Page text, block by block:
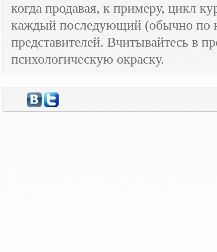
когда продавая, к примеру, цикл
каждый последующий (обычно по
представителей. Вчитывайтесь в
психологическую окраску.